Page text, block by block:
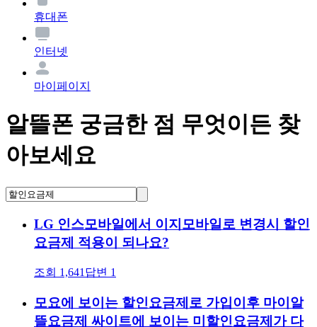
휴대폰
인터넷
마이페이지
알뜰폰 궁금한 점 무엇이든 찾
아보세요
LG 인스모바일에서 이지모바일로 변경시 할인
요금제 적용이 되나요?
조회 1,641 답변 1
모요에 보이는 할인요금제로 가입이후 마이알
뜰요금제 싸이트에 보이는 미할인요금제가 다